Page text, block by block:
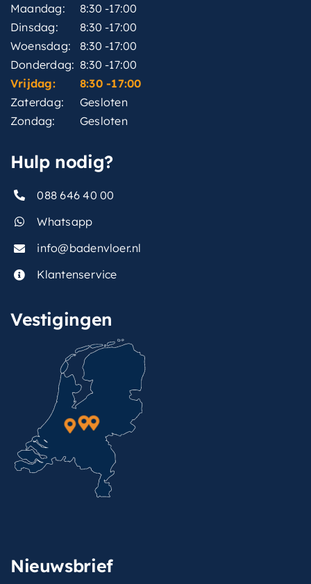
Maandag:
8:30 -17:00
Dinsdag:
8:30 -17:00
Woensdag:
8:30 -17:00
Donderdag: 8:30 -17:00
Vrijdag:
8:30 -17:00
Zaterdag:
Gesloten
Zondag:
Gesloten
Hulp nodig?
088 646 40 00
Whatsapp
info@badenvloer.nl
Klantenservice
Vestigingen
Nieuwsbrief